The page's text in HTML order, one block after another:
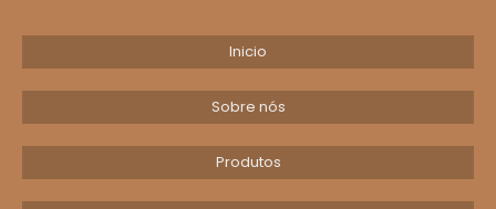
Inicio
Sobre nós
Produtos